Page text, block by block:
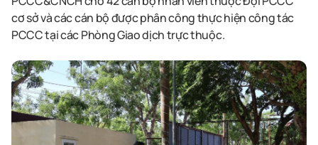
cơ sở và các cán bộ được phân công thực hiện công tác
PCCC tại các Phòng Giao dịch trực thuộc.